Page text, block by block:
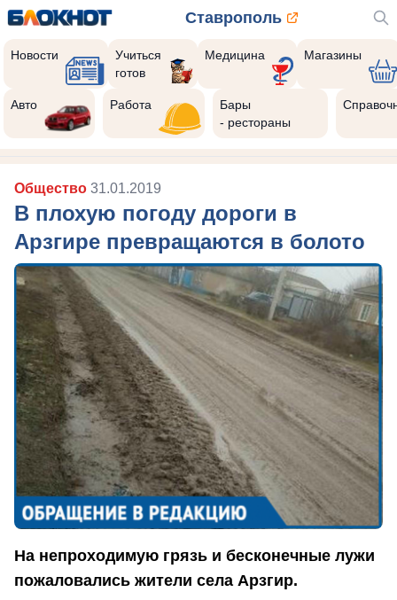
Ставрополь
Новости
Учиться
готов
Медицина Магазины
Авто Работа
Бары
- рестораны
Общество 31.01.2019
В плохую погоду дороги в
Арзгире превращаются в болото
На непроходимую грязь и бесконечные лужи
пожаловались жители села Арзгир.